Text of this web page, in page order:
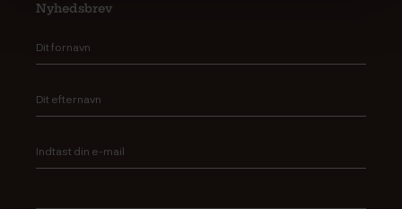
Nyhedsbrev